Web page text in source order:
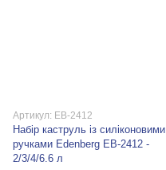
Артикул: EB-2412
Набір каструль із силіконовими
ручками Edenberg EB-2412 -
2/3/4/6.6 л